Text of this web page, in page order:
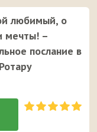
любимый, о
мечты! –
послание в